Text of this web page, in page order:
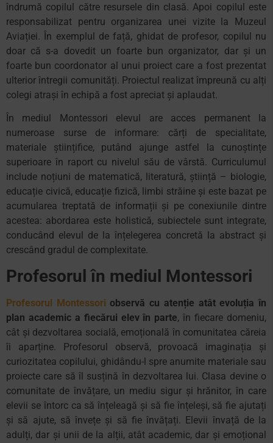
îndrumă copilul către resursele din clasă. Apoi copilul este
responsabilizat pentru organizarea unei vizite la Muzeul
Aviației. În exemplul de față, ghidat de profesor, copilul nu
doar că s-a dovedit un foarte bun organizator, dar și un
foarte bun coordonator al unui proiect care a fost prezentat
ulterior întregii comunități. Proiectul realizat împreună cu alți
colegi atrași în echipă a fost apreciat și aplaudat.
În mediul Montessori elevul are acces permanent la
numeroase surse de informare: cărți de specialitate,
materiale științifice, putând ajunge astfel la cunoștințe
superioare în raport cu nivelul său de vârstă. Curriculumul
include noțiuni de matematică, literatură, știință – biologie,
educație civică, educație fizică, limbi străine şi este bazat pe
acumularea treptată de informații și pe conexiunile dintre
acestea: abordarea este holistică, subiectele sunt integrate,
conducând elevul de la înțelegerea concretă la abstract și
crescând gradul de complexitate.
Profesorul în mediul Montessori
Profesorul Montessori observă cu atenție atât evoluția în
plan academic a fiecărui elev în parte, în fiecare domeniu,
cât și dezvoltarea socială, emoțională în comunitatea căreia
îi aparține. Profesorul observă, provoacă imaginația și
curiozitatea copilului, ghidându-l spre anumite materiale sau
proiecte care să îl susțină în dezvoltarea lui. Clasa devine o
comunitate de învățare, un mediu sigur și hrănitor, în care
elevii se întorc ca să înțeleagă și să fie înțeleși, să fie ajutați
și să ajute, să învețe și să fie învățați. Elevii învață de la
adulți, dar și unii de la alții, atât academic, dar și emoțional